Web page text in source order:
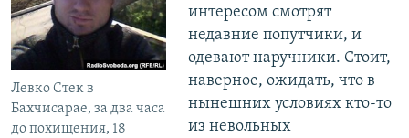
Левко Стек в
Бахчисарае, за два часа
до похищения, 18
интересом смотрят
недавние попутчики, и
одевают наручники. Стоит,
наверное, ожидать, что в
нынешних условиях кто-то
из невольных